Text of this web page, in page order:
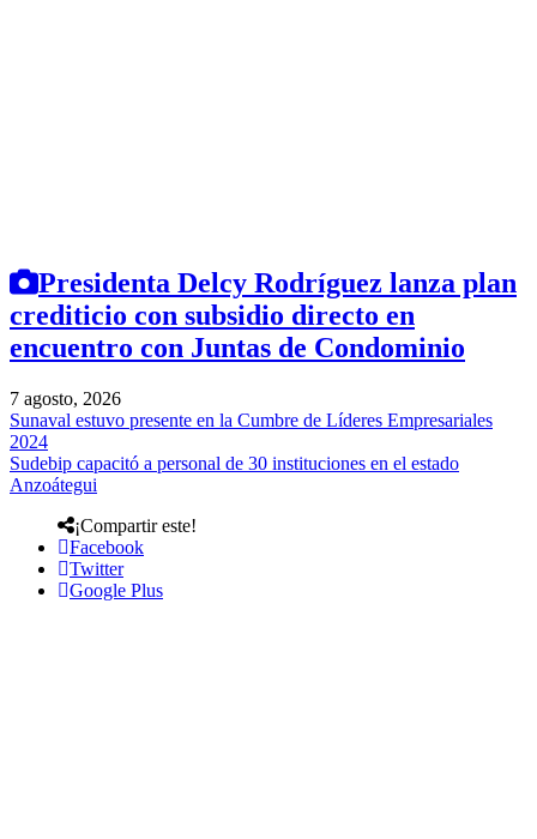
Presidenta Delcy Rodríguez lanza plan
crediticio con subsidio directo en
encuentro con Juntas de Condominio
7 agosto, 2026
Sunaval estuvo presente en la Cumbre de Líderes Empresariales
2024
Sudebip capacitó a personal de 30 instituciones en el estado
Anzoátegui
¡Compartir este!
Facebook
Twitter
Google Plus